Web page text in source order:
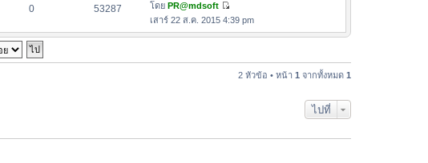
ว
า
ล่
0 53287 โดย PR@mdsoft
ดู
ข้
เสาร์ 22 ส.ค. 2015 4:39 pm
2 หัวข้อ • หน้า 1 จากทั้งหมด 1
ไปที่